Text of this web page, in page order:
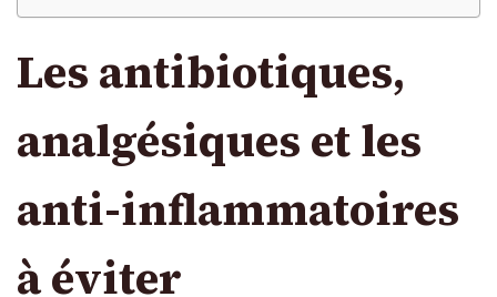
Les antibiotiques,
analgésiques et les
anti-inflammatoires
à éviter